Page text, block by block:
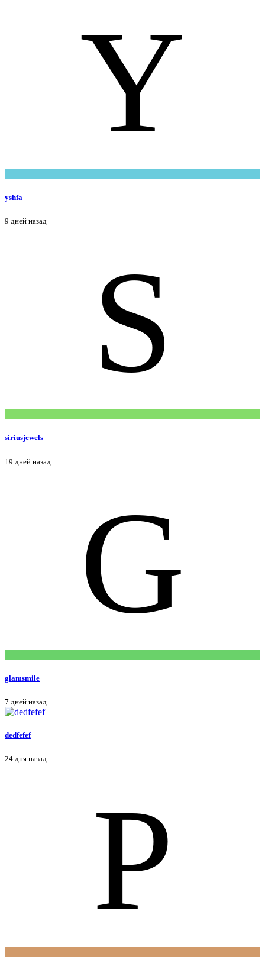
Y
yshfa
9 дней назад
S
siriusjewels
19 дней назад
G
glamsmile
7 дней назад
dedfefef
24 дня назад
P